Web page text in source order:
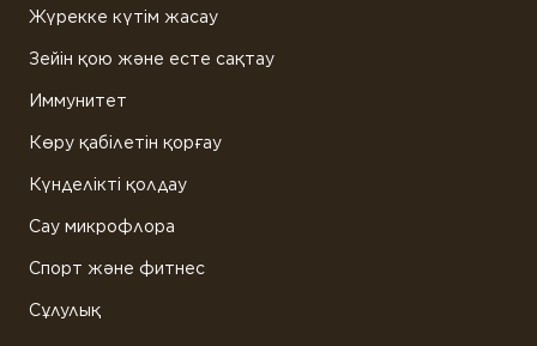
Жүрекке күтім жасау
Зейін қою және есте сақтау
Иммунитет
Көру қабілетін қорғау
Күнделікті қолдау
Сау микрофлора
Спорт және фитнес
Сұлулық